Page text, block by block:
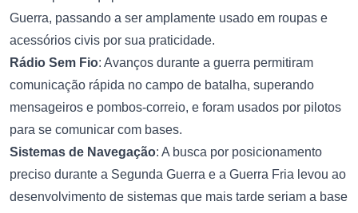
Guerra, passando a ser amplamente usado em roupas e
acessórios civis por sua praticidade.
Rádio Sem Fio: Avanços durante a guerra permitiram
comunicação rápida no campo de batalha, superando
mensageiros e pombos-correio, e foram usados por pilotos
para se comunicar com bases.
Sistemas de Navegação: A busca por posicionamento
preciso durante a Segunda Guerra e a Guerra Fria levou ao
desenvolvimento de sistemas que mais tarde seriam a base